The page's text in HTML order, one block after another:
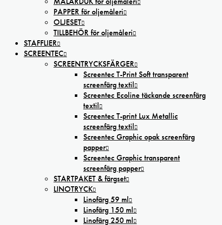
PAPPER för oljemåleri
OLJESET
TILLBEHÖR för oljemåleri
STAFFLIER
SCREENTEC
SCREENTRYCKSFÄRGER
Screentec T-Print Soft transparent
screenfärg textil
Screentec Ecoline täckande screenfärg
textil
Screentec T-print Lux Metallic
screenfärg textil
Screentec Graphic opak screenfärg
papper
Screentec Graphic transparent
screenfärg papper
STARTPAKET & färgset
LINOTRYCK
Linofärg 59 ml
Linofärg 150 ml
Linofärg 250 ml